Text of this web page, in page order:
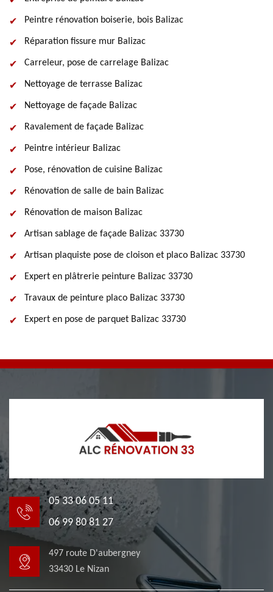
Peintre rénovation boiserie, bois Balizac
Réparation fissure mur Balizac
Carreleur, pose de carrelage Balizac
Nettoyage de terrasse Balizac
Nettoyage de façade Balizac
Ravalement de façade Balizac
Peintre intérieur Balizac
Pose, rénovation de cuisine Balizac
Rénovation de salle de bain Balizac
Rénovation de maison Balizac
Artisan sablage de façade Balizac 33730
Artisan plaquiste pose de cloison et placo Balizac 33730
Expert en plâtrerie peinture Balizac 33730
Travaux de peinture placo Balizac 33730
Expert en pose de parquet Balizac 33730
05 33 06 05 11
06 99 80 81 27
497 route D'aubergney
33430 Le Nizan